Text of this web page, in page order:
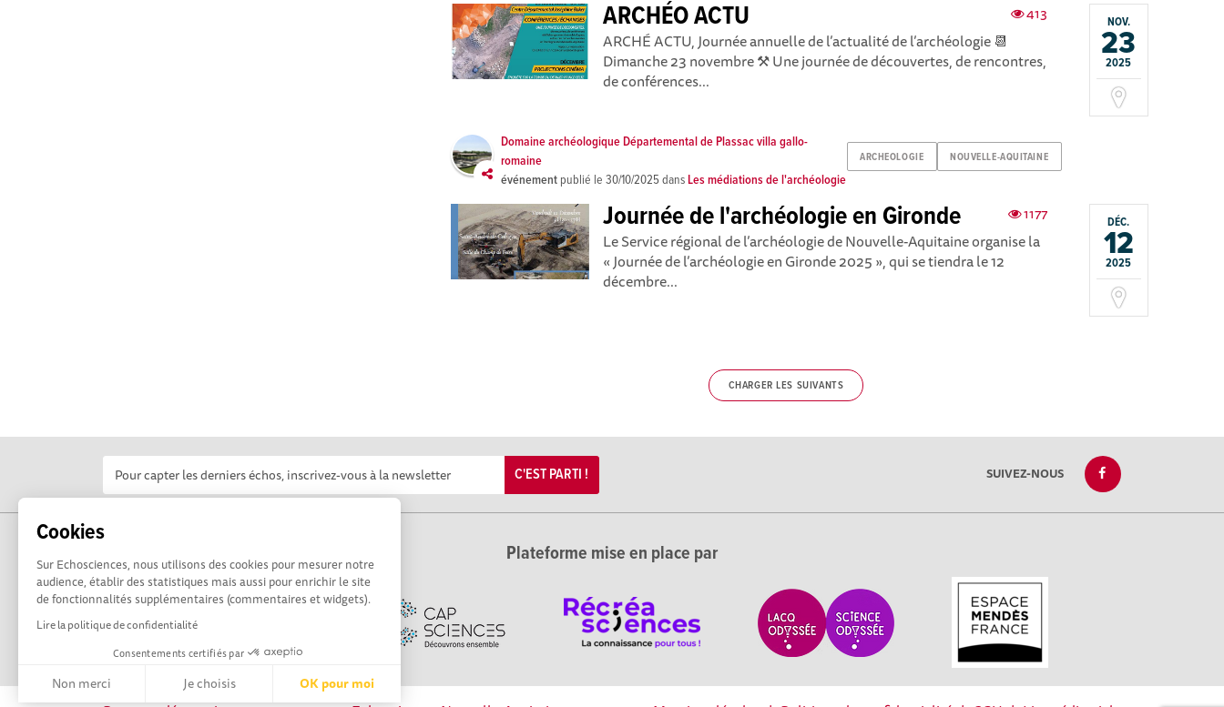
Cookies
Sur Echosciences, nous utilisons des cookies pour mesurer notre
audience, établir des statistiques mais aussi pour enrichir le site
de fonctionnalités supplémentaires (commentaires et widgets).
Lire la politique de confidentialité
Consentements certifiés par
Non merci Je choisis OK pour moi
NOV.
23
2025
413
ARCHÉO ACTU
ARCHÉ ACTU, Journée annuelle de l’actualité de l’archéologie 📆
Dimanche 23 novembre ⚒ Une journée de découvertes, de rencontres,
de conférences...
ARCHEOLOGIE NOUVELLE-AQUITAINE
Domaine archéologique Départemental de Plassac villa gallo-
romaine
événement publié le30/10/2025dansLes médiations de l'archéologie
DÉC.
12
2025
1177
Journée de l'archéologie en Gironde
Le Service régional de l’archéologie de Nouvelle-Aquitaine organise la
« Journée de l’archéologie en Gironde 2025 », qui se tiendra le 12
décembre...
CHARGER LES SUIVANTS
C'EST PARTI ! SUIVEZ-NOUS
Plateforme mise en place par